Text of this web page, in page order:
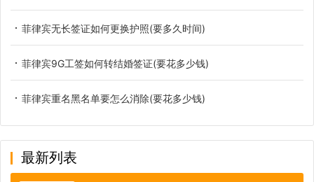
菲律宾无长签证如何更换护照(要多久时间)
菲律宾9G工签如何转结婚签证(要花多少钱)
菲律宾重名黑名单要怎么消除(要花多少钱)
最新列表